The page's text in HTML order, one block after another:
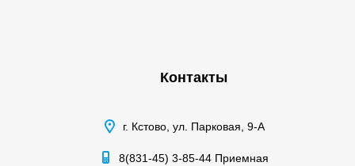
Контакты
г. Кстово, ул. Парковая, 9-А
8(831-45) 3-85-44 Приемная